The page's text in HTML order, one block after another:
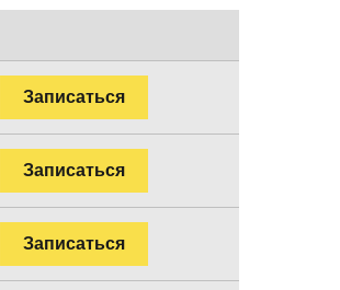
Записаться
Записаться
Записаться